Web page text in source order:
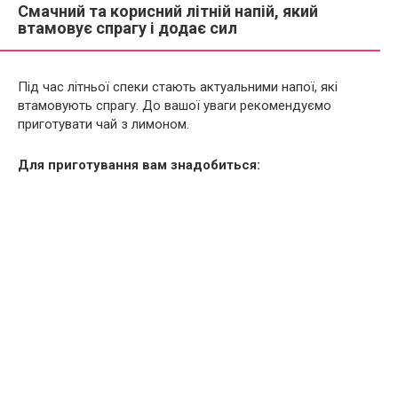
Смачний та корисний літній напій, який
втамовує спрагу і додає сил
Під час літньої спеки стають актуальними напої, які
втамовують спрагу. До вашої уваги рекомендуємо
приготувати чай з лимоном.
Для приготування вам знадобиться: